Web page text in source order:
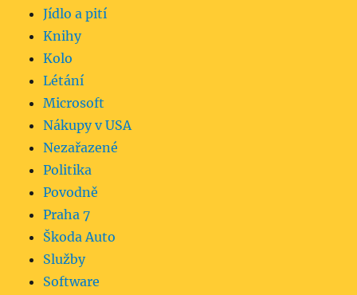
Jídlo a pití
Knihy
Kolo
Létání
Microsoft
Nákupy v USA
Nezařazené
Politika
Povodně
Praha 7
Škoda Auto
Služby
Software